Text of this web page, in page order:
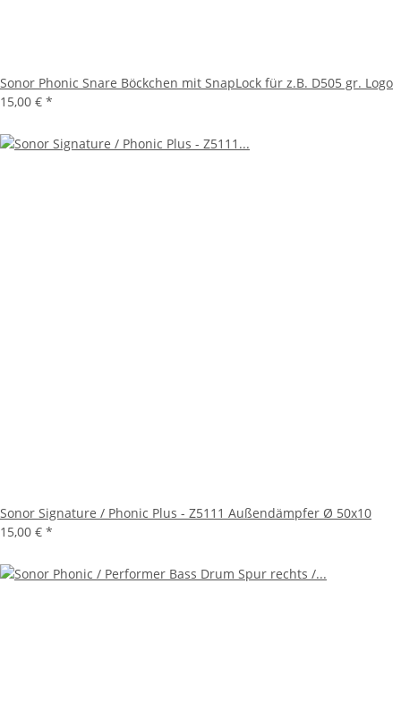
Sonor Phonic Snare Böckchen mit SnapLock für z.B. D505 gr. Logo
15,00 € *
Sonor Signature / Phonic Plus - Z5111 Außendämpfer Ø 50x10
15,00 € *